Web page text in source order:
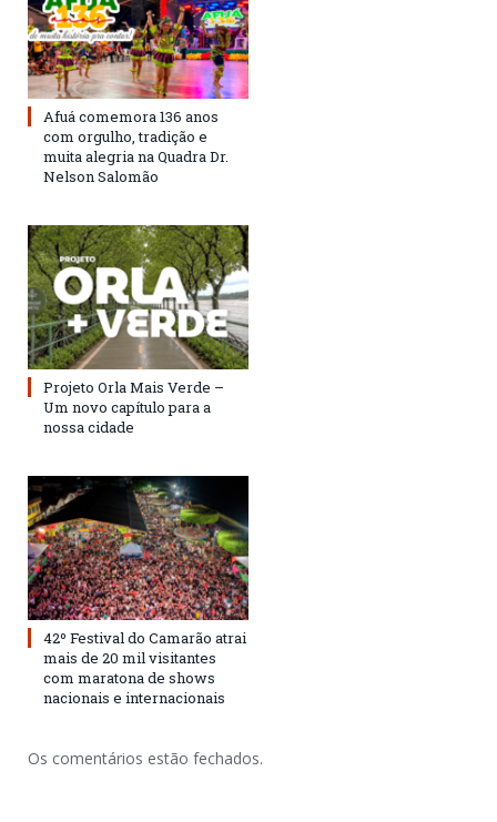
Afuá comemora 136 anos
com orgulho, tradição e
muita alegria na Quadra Dr.
Nelson Salomão
Projeto Orla Mais Verde –
Um novo capítulo para a
nossa cidade
42º Festival do Camarão atrai
mais de 20 mil visitantes
com maratona de shows
nacionais e internacionais
Os comentários estão fechados.